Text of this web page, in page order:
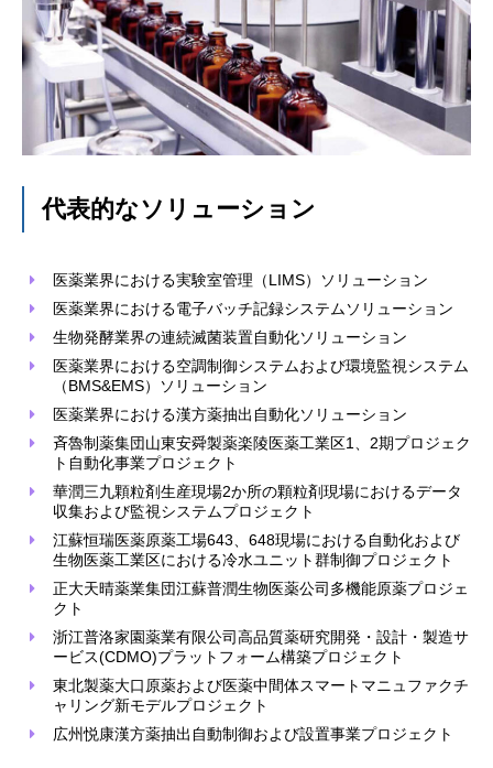
代表的なソリューション
医薬業界における実験室管理（LIMS）ソリューション
医薬業界における電子バッチ記録システムソリューション
生物発酵業界の連続滅菌装置自動化ソリューション
医薬業界における空調制御システムおよび環境監視システム
（BMS&EMS）ソリューション
医薬業界における漢方薬抽出自動化ソリューション
斉魯制薬集団山東安舜製薬楽陵医薬工業区1、2期プロジェク
ト自動化事業プロジェクト
華潤三九顆粒剤生産現場2か所の顆粒剤現場におけるデータ
収集および監視システムプロジェクト
江蘇恒瑞医薬原薬工場643、648現場における自動化および
生物医薬工業区における冷水ユニット群制御プロジェクト
正大天晴薬業集団江蘇普潤生物医薬公司多機能原薬プロジェ
クト
浙江普洛家園薬業有限公司高品質薬研究開発・設計・製造サ
ービス(CDMO)プラットフォーム構築プロジェクト
東北製薬大口原薬および医薬中間体スマートマニュファクチ
ャリング新モデルプロジェクト
広州悦康漢方薬抽出自動制御および設置事業プロジェクト